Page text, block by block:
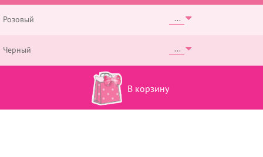
Розовый
Черный
В корзину